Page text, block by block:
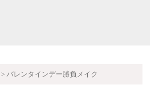
バレンタインデー勝負メイク